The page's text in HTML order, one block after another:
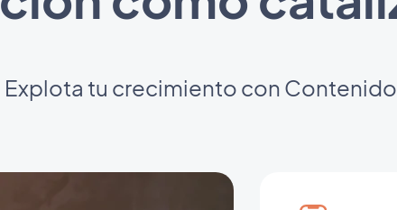
Explota tu crecimiento con